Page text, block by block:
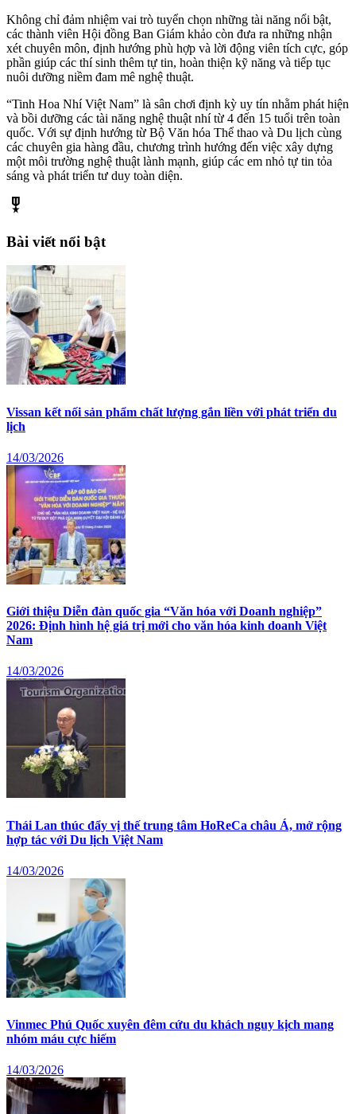
Không chỉ đảm nhiệm vai trò tuyển chọn những tài năng nổi bật,
các thành viên Hội đồng Ban Giám khảo còn đưa ra những nhận
xét chuyên môn, định hướng phù hợp và lời động viên tích cực, góp
phần giúp các thí sinh thêm tự tin, hoàn thiện kỹ năng và tiếp tục
nuôi dưỡng niềm đam mê nghệ thuật.
“Tinh Hoa Nhí Việt Nam” là sân chơi định kỳ uy tín nhằm phát hiện
và bồi dưỡng các tài năng nghệ thuật nhí từ 4 đến 15 tuổi trên toàn
quốc. Với sự định hướng từ Bộ Văn hóa Thể thao và Du lịch cùng
các chuyên gia hàng đầu, chương trình hướng đến việc xây dựng
một môi trường nghệ thuật lành mạnh, giúp các em nhỏ tự tin tỏa
sáng và phát triển tư duy toàn diện.
military_tech
Bài viết nổi bật
Vissan kết nối sản phẩm chất lượng gắn liền với phát triển du
lịch
14/03/2026
Giới thiệu Diễn đàn quốc gia “Văn hóa với Doanh nghiệp”
2026: Định hình hệ giá trị mới cho văn hóa kinh doanh Việt
Nam
14/03/2026
Thái Lan thúc đẩy vị thế trung tâm HoReCa châu Á, mở rộng
hợp tác với Du lịch Việt Nam
14/03/2026
Vinmec Phú Quốc xuyên đêm cứu du khách nguy kịch mang
nhóm máu cực hiếm
14/03/2026